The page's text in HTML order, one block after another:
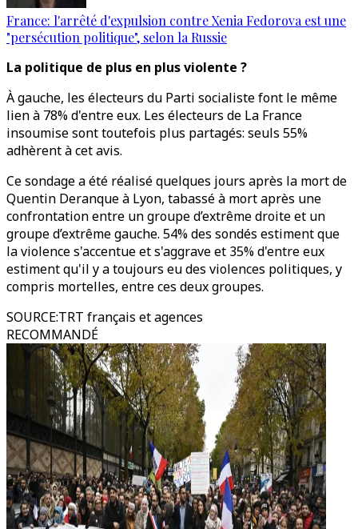
France: l'arrêté d'expulsion contre Xenia Fedorova est une
"persécution politique", selon la Russie
La politique de plus en plus violente ?
À gauche, les électeurs du Parti socialiste font le même
lien à 78% d'entre eux. Les électeurs de La France
insoumise sont toutefois plus partagés: seuls 55%
adhèrent à cet avis.
Ce sondage a été réalisé quelques jours après la mort de
Quentin Deranque à Lyon, tabassé à mort après une
confrontation entre un groupe d’extrême droite et un
groupe d’extrême gauche. 54% des sondés estiment que
la violence s'accentue et s'aggrave et 35% d'entre eux
estiment qu'il y a toujours eu des violences politiques, y
compris mortelles, entre ces deux groupes.
SOURCE:TRT français et agences
RECOMMANDÉ